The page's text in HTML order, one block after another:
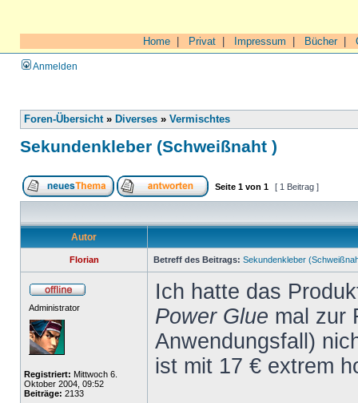
Home Privat Impressum Bücher|
Anmelden
Foren-Übersicht» Diverses » Vermischtes
Sekundenkleber (Schweißnaht )
Seite 1 von 1 [ 1 Beitrag ]
Autor
Florian Betreff des Beitrags: Sekundenkleber
Administrator
Registriert: Mittwoch 6.
Oktober 2004, 09:52
Beiträge: 2133
Ich hatte das
Power Glue mal zur
Anwendungsfall)
ist mit 17 € extrem